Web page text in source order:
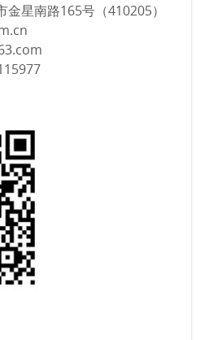
星南路165号（410205）